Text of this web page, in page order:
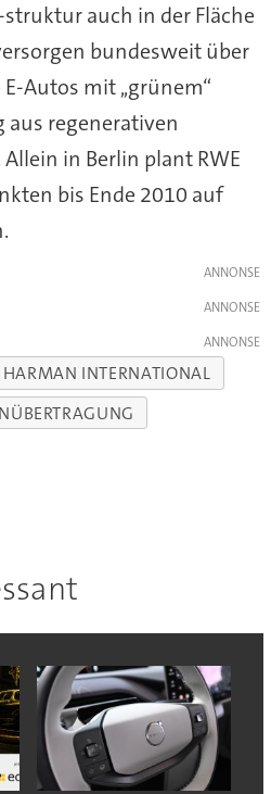
auch in der Fläche
bundesweit über
Autos mit ,,grünem“
aus regenerativen
in Berlin plant RWE
bis Ende 2010 auf
HARMAN INTERNATIONAL